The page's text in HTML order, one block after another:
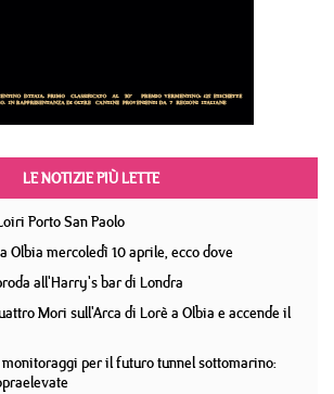
LE NOTIZIE PIÙ LETTE
Porto San Paolo
Olbia mercoledì 10 aprile, ecco dove
all'Harry's bar di Londra
Mori sull'Arca di Lorè a Olbia e accende il
per il futuro tunnel sottomarino: